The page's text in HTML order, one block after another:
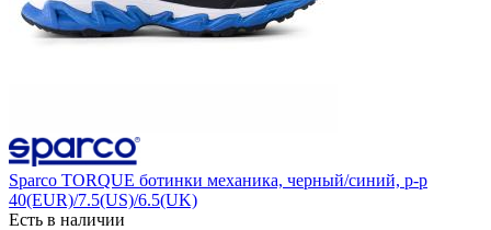
Sparco TORQUE ботинки механика, черный/синий, р-р
40(EUR)/7.5(US)/6.5(UK)
Есть в наличии